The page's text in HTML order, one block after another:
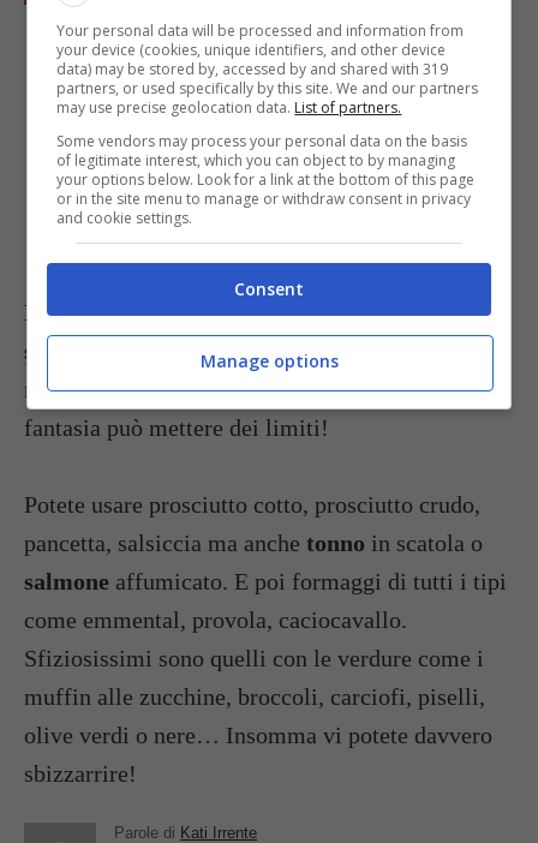
circa 15/20minuti prestando attenzione alla
cottura. Dovranno risultare gonfi e dorati.
Una volta cotti tirateli fuori dal forno e fateli
raffreddare su una gratella. Estraeteli dai
loro stampini e serviteli o conservateli in un
contenitore a chiusura ermetica.
L’idea in più: con le nostrericette di muffin
salati ripieni
potete preparare questi piccoli
rustici in mille modi diversi, solo la vostra
fantasia può mettere dei limiti!
Potete usare prosciutto cotto, prosciutto crudo,
pancetta, salsiccia ma anche tonno in scatola o
salmone affumicato. E poi formaggi di tutti i tipi
come emmental, provola, caciocavallo.
Sfiziosissimi sono quelli con le verdure come i
muffin alle zucchine, broccoli, carciofi, piselli,
olive verdi o nere… Insomma vi potete davvero
sbizzarrire!
Parole di Kati Irrente
Your personal data will be processed and information from
your device (cookies, unique identifiers, and other device
data) may be stored by, accessed by and shared with 319
partners, or used specifically by this site. We and our partners
may use precise geolocation data. List of partners.
Some vendors may process your personal data on the basis
of legitimate interest, which you can object to by managing
your options below. Look for a link at the bottom of this page
or in the site menu to manage or withdraw consent in privacy
and cookie settings.
Consent
Manage options